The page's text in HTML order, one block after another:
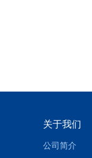
关于我们
公司简介